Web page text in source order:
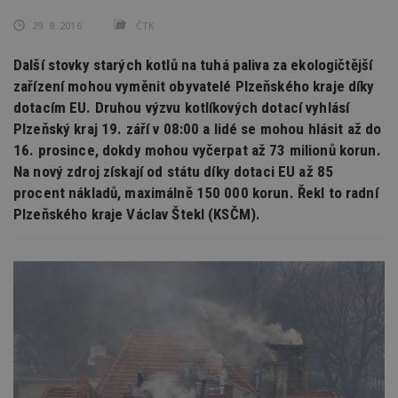
29. 8. 2016 ČTK
Další stovky starých kotlů na tuhá paliva za ekologičtější
zařízení mohou vyměnit obyvatelé Plzeňského kraje díky
dotacím EU. Druhou výzvu kotlíkových dotací vyhlásí
Plzeňský kraj 19. září v 08:00 a lidé se mohou hlásit až do
16. prosince, dokdy mohou vyčerpat až 73 milionů korun.
Na nový zdroj získají od státu díky dotaci EU až 85
procent nákladů, maximálně 150 000 korun. Řekl to radní
Plzeňského kraje Václav Štekl (KSČM).